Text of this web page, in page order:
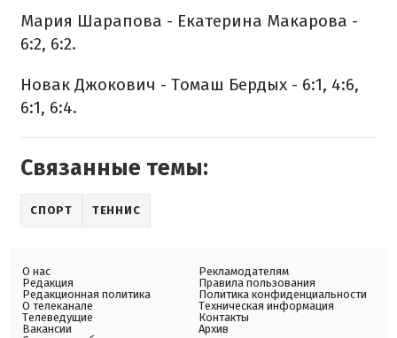
Мария Шарапова - Екатерина Макарова -
6:2, 6:2.
Новак Джокович - Томаш Бердых - 6:1, 4:6,
6:1, 6:4.
Связанные темы:
СПОРТ ТЕННИС
О нас
Редакция
Редакционная политика
О телеканале
Телеведущие
Вакансии
Рекламодателям
Правила пользования
Политика конфиденциальности
Техническая информация
Контакты
Архив